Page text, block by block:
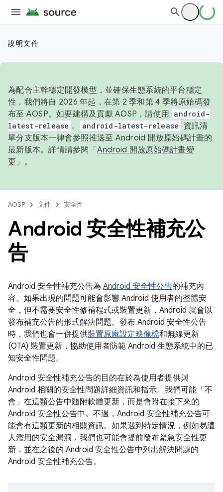
說明文件
為配合主幹穩定開發模型，並確保生態系統的平台穩定
性，我們將自 2026 年起，在第 2 季和第 4 季將原始碼發
布至 AOSP。如要建構及貢獻 AOSP，請使用 android-
latest-release 。 android-latest-release
資訊清
單分支版本一律會參照推送至 Android 開放原始碼計畫的
最新版本。詳情請參閱「 Android 開放原始碼計畫變
更 」。
AOSP 文件 安全性
Android 安全性補充公
告
Android 安全性補充公告為 Android 安全性公告的補充內
容。如果出現的問題可能會影響 Android 使用者的整體安
全，但不需要安全性修補程式或裝置更新，Android 就會以
發布補充公告的形式解決問題。發布 Android 安全性公告
時，我們也會一併提供裝置原廠設定映像檔和無線更新
(OTA) 裝置更新，協助使用者防範 Android 生態系統中的已
知安全性問題。
Android 安全性補充公告的目的在於為使用者提供與
Android 相關的安全性問題詳細資訊和指示。我們可能「不
會」 在這類公告中隨附軟體更新，而是會附在接下來的
Android 安全性公告中。不過，Android 安全性補充公告可
能會有這類更新的相關資訊。如果遇到特定情況，例如易遭
人濫用的安全漏洞，我們也可能會提前發布緊急安全性更
新，並在之後的 Android 安全性公告中列出解決問題的
Android 安全性補充公告。